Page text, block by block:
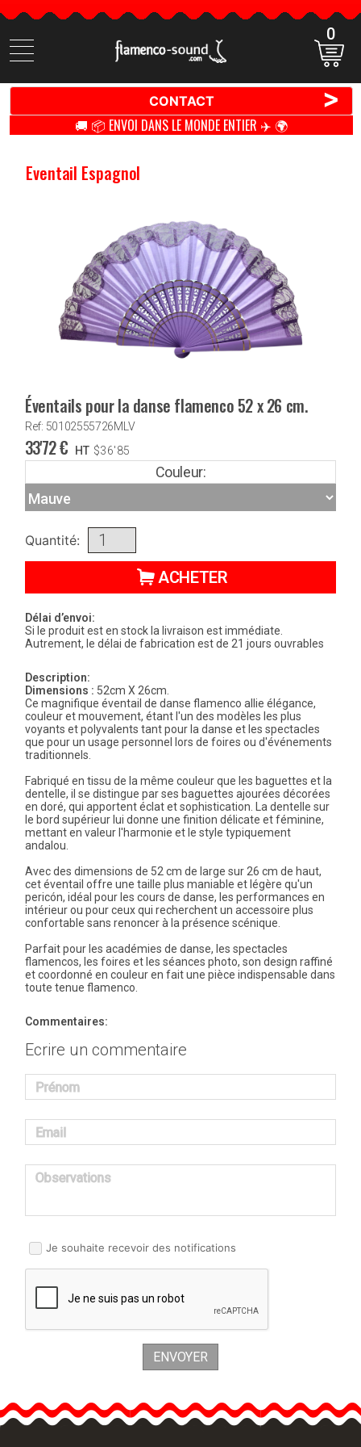
Cherchez
des
0
CONTACT >
🚚 📦 ENVOI DANS LE MONDE ENTIER ✈️ 🌍
Eventail Espagnol
Éventails pour la danse flamenco 52 x 26 cm.
Ref: 50102555726MLV
33'72€ HT $36'85
Couleur:
Quantité:
ACHETER
Délai d’envoi:
Si le produit est en stock la livraison est immédiate.
Autrement, le délai de fabrication est de 21 jours ouvrables
Description:
Dimensions : 52cm X 26cm.
Ce magnifique éventail de danse flamenco allie élégance,
couleur et mouvement, étant l'un des modèles les plus
voyants et polyvalents tant pour la danse et les spectacles
que pour un usage personnel lors de foires ou d'événements
traditionnels.
Fabriqué en tissu de la même couleur que les baguettes et la
dentelle, il se distingue par ses baguettes ajourées décorées
en doré, qui apportent éclat et sophistication. La dentelle sur
le bord supérieur lui donne une finition délicate et féminine,
mettant en valeur l'harmonie et le style typiquement
andalou.
Avec des dimensions de 52 cm de large sur 26 cm de haut,
cet éventail offre une taille plus maniable et légère qu'un
pericón, idéal pour les cours de danse, les performances en
intérieur ou pour ceux qui recherchent un accessoire plus
confortable sans renoncer à la présence scénique.
Parfait pour les académies de danse, les spectacles
flamencos, les foires et les séances photo, son design raffiné
et coordonné en couleur en fait une pièce indispensable dans
toute tenue flamenco.
Commentaires:
Ecrire un commentaire
Prénom
Email
Observations
Je souhaite recevoir des notifications
ENVOYER